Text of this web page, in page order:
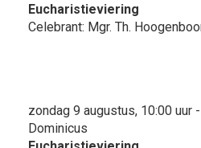
Eucharistieviering
Celebrant: Mgr. Th.
zondag 9 augustus, 10:00 uur -
Dominicus